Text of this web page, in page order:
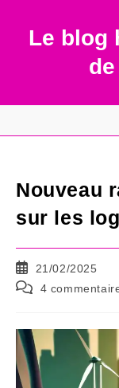
contentLe blog
Nouveau
sur les
Publication
publiée :
21/02/2025
Commentaires
publication :
4